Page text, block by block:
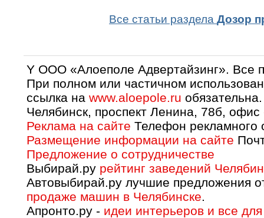
Все статьи раздела Дозор
Y OOO «Алоеполе Адвертайзинг».
При полном или частичном
ссылка на www.aloepole.ru обязательна.
Челябинск, проспект Ленина, 78б, офис
Реклама на сайте Телефон рекламного
Размещение информации на сайте
Предложение о сотрудничестве
Выбирай.ру рейтинг заведений
Автовыбирай.ру лучшие предложения
продаже машин в Челябинске.
Апронто.ру - идеи интерьеров и все